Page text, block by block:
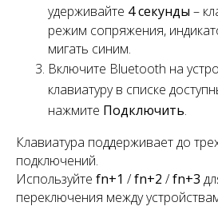
удерживайте 4 секунды –
режим сопряжения,
мигать синим.
Включите Bluetooth на
клавиатуру в списке
нажмите Подключить.
Клавиатура поддерживаетдо
подключений.
Используйте fn+1 /fn+2 /fn+3
переключения между